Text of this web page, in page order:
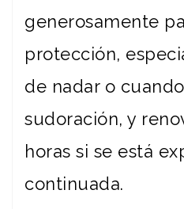
generosamente
protección,
de nadar o
sudoración, y
horas si se está
continuada.